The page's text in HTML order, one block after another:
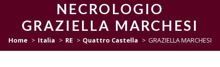
NECROLOGIO
GRAZIELLA MARCHESI
Home Italia RE Quattro Castella GRAZIELLA MARCHESI